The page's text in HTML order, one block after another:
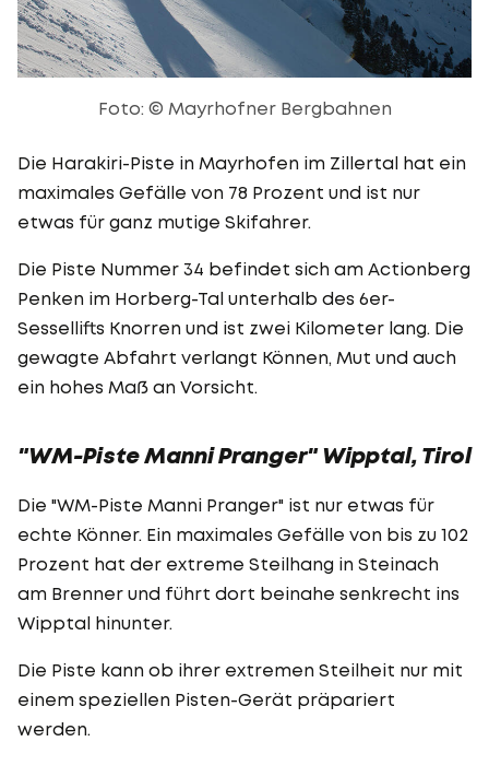
Foto: © Mayrhofner Bergbahnen
Die Harakiri-Piste in Mayrhofen im Zillertal hat ein
maximales Gefälle von 78 Prozent und ist nur
etwas für ganz mutige Skifahrer.
Die Piste Nummer 34 befindet sich am Actionberg
Penken im Horberg-Tal unterhalb des 6er-
Sessellifts Knorren und ist zwei Kilometer lang. Die
gewagte Abfahrt verlangt Können, Mut und auch
ein hohes Maß an Vorsicht.
"WM-Piste Manni Pranger" Wipptal, Tirol
Die "WM-Piste Manni Pranger" ist nur etwas für
echte Könner. Ein maximales Gefälle von bis zu 102
Prozent hat der extreme Steilhang in Steinach
am Brenner und führt dort beinahe senkrecht ins
Wipptal hinunter.
Die Piste kann ob ihrer extremen Steilheit nur mit
einem speziellen Pisten-Gerät präpariert
werden.